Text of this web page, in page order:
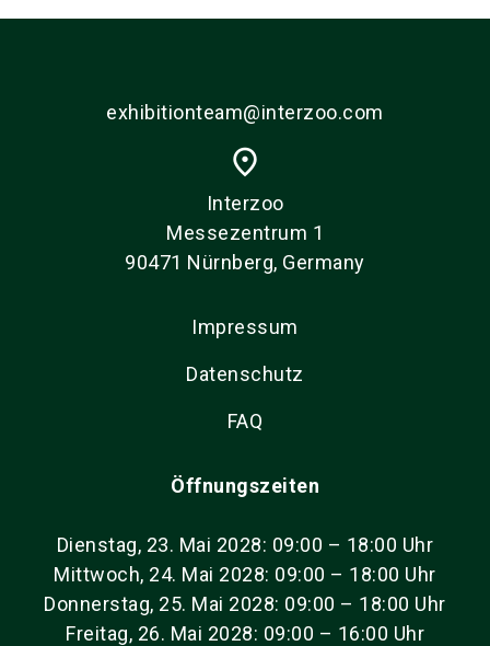
exhibitionteam@interzoo.com
place
Interzoo
Messezentrum 1
90471 Nürnberg, Germany
Impressum
Datenschutz
FAQ
Öffnungszeiten
Dienstag, 23. Mai 2028: 09:00 – 18:00 Uhr
Mittwoch, 24. Mai 2028: 09:00 – 18:00 Uhr
Donnerstag, 25. Mai 2028: 09:00 – 18:00 Uhr
Freitag, 26. Mai 2028: 09:00 – 16:00 Uhr